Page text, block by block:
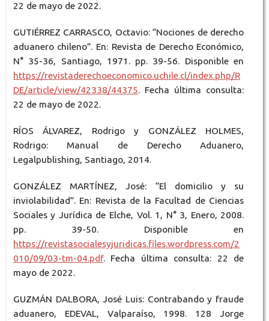
22 de mayo de 2022.
GUTIÉRREZ CARRASCO, Octavio: “Nociones de derecho
aduanero chileno”. En: Revista de Derecho Económico,
N° 35-36, Santiago, 1971. pp. 39-56. Disponible en
https://revistaderechoeconomico.uchile.cl/index.php/R
DE/article/view/42338/44375. Fecha última consulta:
22 de mayo de 2022.
RÍOS ÁLVAREZ, Rodrigo y GONZÁLEZ HOLMES,
Rodrigo: Manual de Derecho Aduanero,
Legalpublishing, Santiago, 2014.
GONZÁLEZ MARTÍNEZ, José: “El domicilio y su
inviolabilidad”. En: Revista de la Facultad de Ciencias
Sociales y Jurídica de Elche, Vol. 1, N° 3, Enero, 2008.
pp. 39-50. Disponible en
https://revistasocialesyjuridicas.files.wordpress.com/2
010/09/03-tm-04.pdf. Fecha última consulta: 22 de
mayo de 2022.
GUZMÁN DALBORA, José Luis: Contrabando y fraude
aduanero, EDEVAL, Valparaíso, 1998. 128 Jorge